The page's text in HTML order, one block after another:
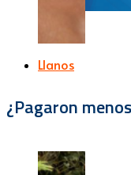
Llanos
¿Pagaron